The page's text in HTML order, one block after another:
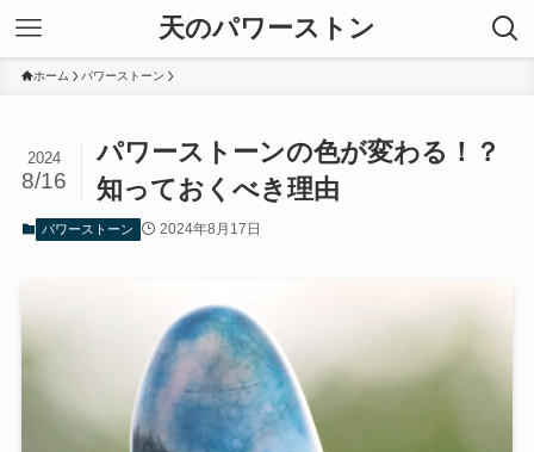
天のパワーストン
ホーム パワーストーン
パワーストーンの色が変わる！？
知っておくべき理由
2024
8/16
パワーストーン 2024年8月17日